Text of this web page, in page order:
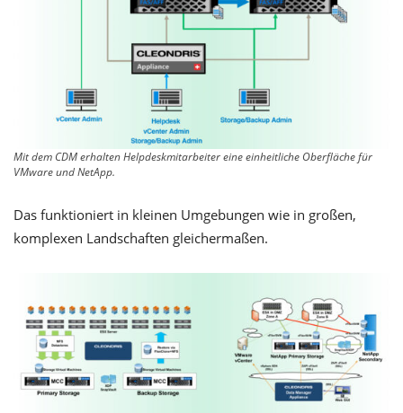
Mit dem CDM erhalten Helpdeskmitarbeiter eine einheitliche Oberfläche für
VMware und NetApp.
Das funktioniert in kleinen Umgebungen wie in großen,
komplexen Landschaften gleichermaßen.